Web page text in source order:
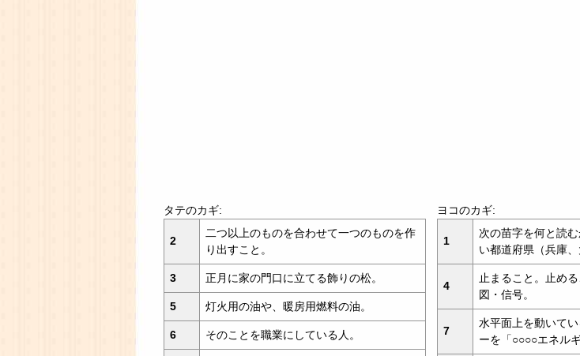
タテのカギ:
2
二つ以上のものを合わせて一つのものを作
り出すこと。
3 正月に家の門口に立てる飾りの松。
5 灯火用の油や、暖房用燃料の油。
6 そのことを職業にしている人。
ヨコのカギ:
1
次の苗字を何と読
い都道府県（兵庫、
4
止まること。止め
図・信号。
7
水平面上を動いて
ーを「○○○○エネル